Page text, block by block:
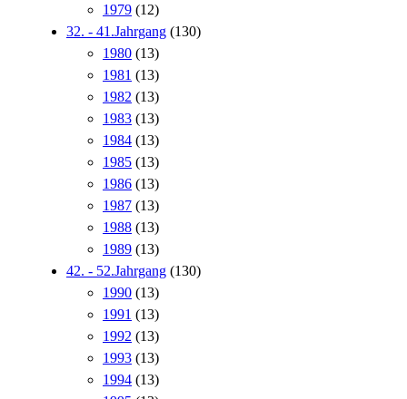
1979 (12)
32. - 41.Jahrgang (130)
1980 (13)
1981 (13)
1982 (13)
1983 (13)
1984 (13)
1985 (13)
1986 (13)
1987 (13)
1988 (13)
1989 (13)
42. - 52.Jahrgang (130)
1990 (13)
1991 (13)
1992 (13)
1993 (13)
1994 (13)